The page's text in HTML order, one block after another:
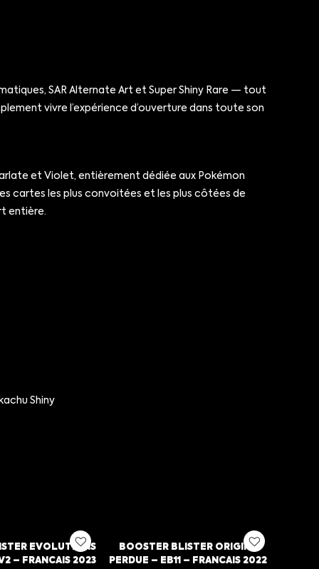
SAR Alternate Art et Super Shiny Rare — tout
vivre l’expérience d’ouverture dans toute son
et Violet, entièrement dédiée aux Pokémon
cartes les plus convoitées et les plus côtées de
entière.
Shiny
EVOLUTIONS
– FRANCAIS 2023
BOOSTER BLISTER ORIGINE
PERDUE – EB11 – FRANCAIS 2022